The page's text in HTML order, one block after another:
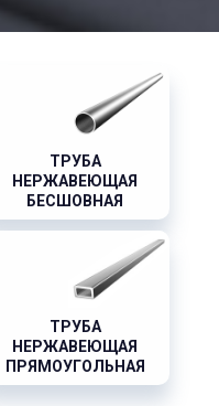
ТРУБА
НЕРЖАВЕЮЩАЯ
БЕСШОВНАЯ
ТРУБА
НЕРЖАВЕЮЩАЯ
ПРЯМОУГОЛЬНАЯ